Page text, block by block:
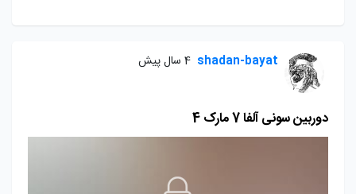
shadan-bayat 4 سال پیش
دوربین سونی آلفا 7 مارک 4